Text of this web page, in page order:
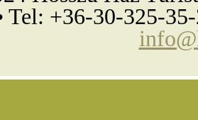
Tel: +36-30-325-